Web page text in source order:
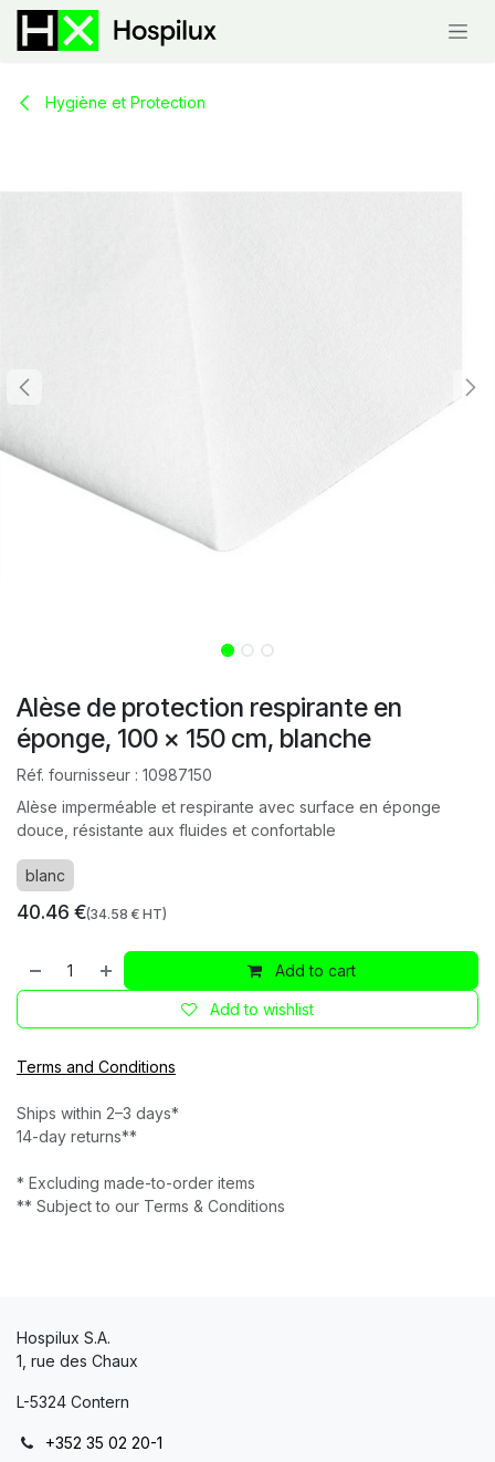
Skip to Content
Hygiène et Protection
Alèse de protection respirante en
éponge, 100 x 150 cm, blanche
Réf. fournisseur : 10987150
Alèse imperméable et respirante avec surface en éponge
douce, résistante aux fluides et confortable
blanc
40.46 €(34.58 € HT)
Add to cart
Add to wishlist
Terms and Conditions
Ships within 2–3 days*
14-day returns**
* Excluding made-to-order items
** Subject to our Terms & Conditions
Hospilux S.A.
1, rue des Chaux
L-5324 Contern
+352 35 02 20-1